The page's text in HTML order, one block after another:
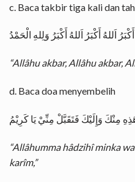
c. Baca takbir tiga kali dan
أَكْبَرُ اَللهُ أَكْبَرُ اَللهُ أَكْبَرُ وَلِلهِ الْحَمْدُ
“Allâhu akbar, Allâhu akbar,
d. Baca doa menyembelih
مِنْكَ وَإِلَيْكَ فَتَقَبَّلْ مِنِّيْ يَا كَرِيْمُ
“Allâhumma hâdzihî minka
karîm,”